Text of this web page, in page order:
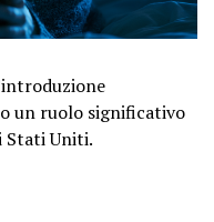
un ruolo significativo
Stati Uniti.